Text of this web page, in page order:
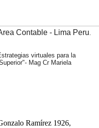
Contable - Lima Peru
virtuales para la
Mag Cr Mariela
Ramírez 1926,